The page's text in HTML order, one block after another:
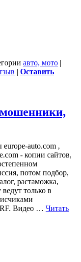
авто, мото |
| Оставить
auto.com ,
- копии сайтов,
потом подбор,
растаможка,
только в
Видео … Читать